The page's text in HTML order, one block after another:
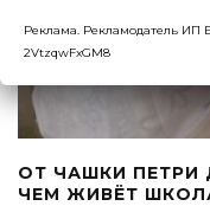
ОТ ЧАШКИ ПЕТРИ
ЧЕМ ЖИВЁТ
Реклама. Рекламодатель ИП
2VtzqwFxGM8